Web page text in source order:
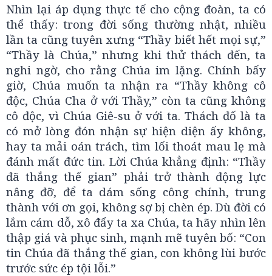
Nhìn lại áp dụng thực tế cho cộng đoàn, ta có
thể thấy: trong đời sống thường nhật, nhiều
lần ta cũng tuyên xưng “Thầy biết hết mọi sự,”
“Thầy là Chúa,” nhưng khi thử thách đến, ta
nghi ngờ, cho rằng Chúa im lặng. Chính bấy
giờ, Chúa muốn ta nhận ra “Thầy không cô
độc, Chúa Cha ở với Thầy,” còn ta cũng không
cô độc, vì Chúa Giê-su ở với ta. Thách đố là ta
có mở lòng đón nhận sự hiện diện ấy không,
hay ta mải oán trách, tìm lối thoát mau lẹ mà
đánh mất đức tin. Lời Chúa khẳng định: “Thầy
đã thắng thế gian” phải trở thành động lực
nâng đỡ, để ta dám sống công chính, trung
thành với ơn gọi, không sợ bị chèn ép. Dù đời có
lắm cám dỗ, xô đẩy ta xa Chúa, ta hãy nhìn lên
thập giá và phục sinh, mạnh mẽ tuyên bố: “Con
tin Chúa đã thắng thế gian, con không lùi bước
trước sức ép tội lỗi.”